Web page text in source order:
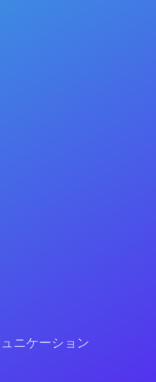
ニケーション